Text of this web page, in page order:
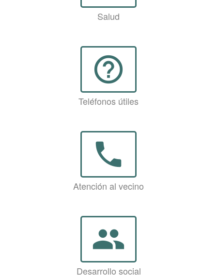
Salud
help_outline
Teléfonos útiles
phone
Atención al vecino
group
Desarrollo social